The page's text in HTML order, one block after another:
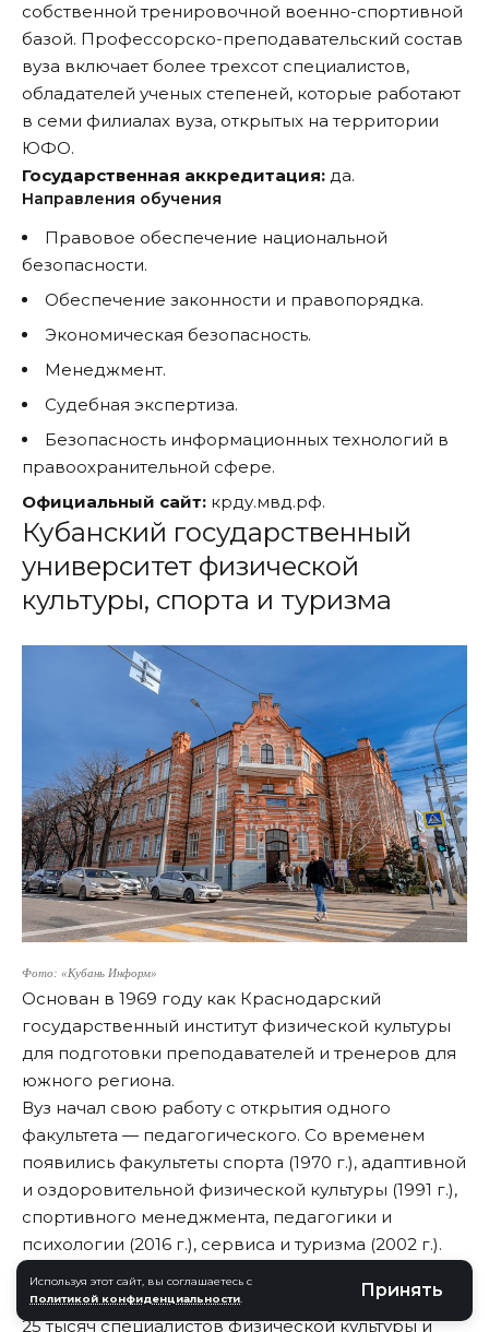
Используя этот сайт, вы соглашаетесь с
Политикой конфиденциальности
Принять
собственной тренировочной военно-спортивной
базой. Профессорско-преподавательский состав
вуза включает более трехсот специалистов,
обладателей ученых степеней, которые работают
в семи филиалах вуза, открытых на территории
ЮФО.
Государственная аккредитация: да.
Направления обучения
Правовое обеспечение национальной
безопасности.
Обеспечение законности и правопорядка.
Экономическая безопасность.
Менеджмент.
Судебная экспертиза.
Безопасность информационных технологий в
правоохранительной сфере.
Официальный сайт: крду.мвд.рф.
Кубанский государственный
университет физической
культуры, спорта и туризма
Фото: «Кубань Информ»
Основан в 1969 году как Краснодарский
государственный институт физической культуры
для подготовки преподавателей и тренеров для
южного региона.
Вуз начал свою работу с открытия одного
факультета — педагогического. Со временем
появились факультеты спорта (1970 г.), адаптивной
и оздоровительной физической культуры (1991 г.),
спортивного менеджмента, педагогики и
психологии (2016 г.), сервиса и туризма (2002 г.).
страны. За годы своей работы он выпустил более
25 тысяч специалистов физической культуры и